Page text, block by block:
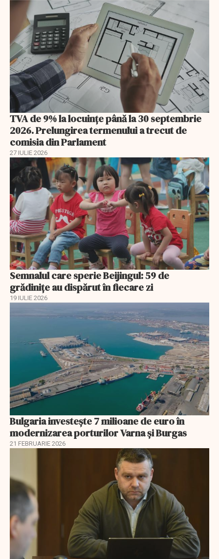
TVA de 9% la locuințe până la 30 septembrie
2026. Prelungirea termenului a trecut de
comisia din Parlament
27 IULIE 2026
Semnalul care sperie Beijingul: 59 de
grădinițe au dispărut în fiecare zi
19 IULIE 2026
Bulgaria investește 7 milioane de euro în
modernizarea porturilor Varna și Burgas
21 FEBRUARIE 2026